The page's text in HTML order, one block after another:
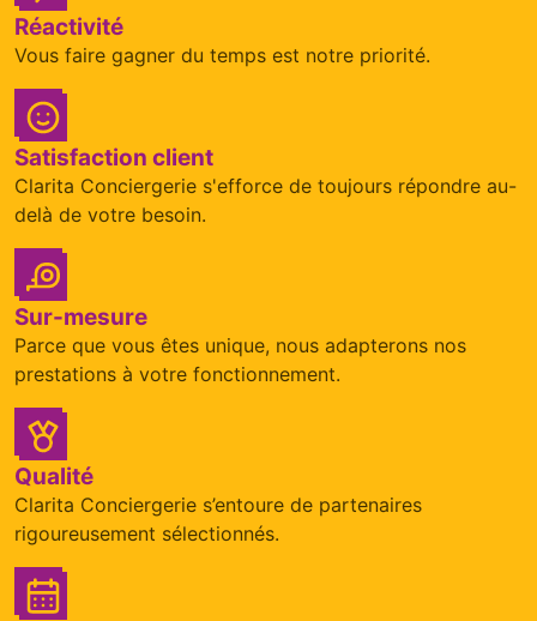
Réactivité
Vous faire gagner du temps est notre priorité.
Satisfaction client
Clarita Conciergerie s'efforce de toujours répondre au-
delà de votre besoin.
Sur-mesure
Parce que vous êtes unique, nous adapterons nos
prestations à votre fonctionnement.
Qualité
Clarita Conciergerie s’entoure de partenaires
rigoureusement sélectionnés.